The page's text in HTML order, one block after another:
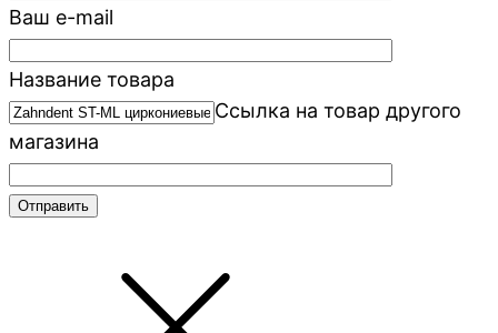
Ваш e-mail
Название товара
Ссылка на товар другого
магазина